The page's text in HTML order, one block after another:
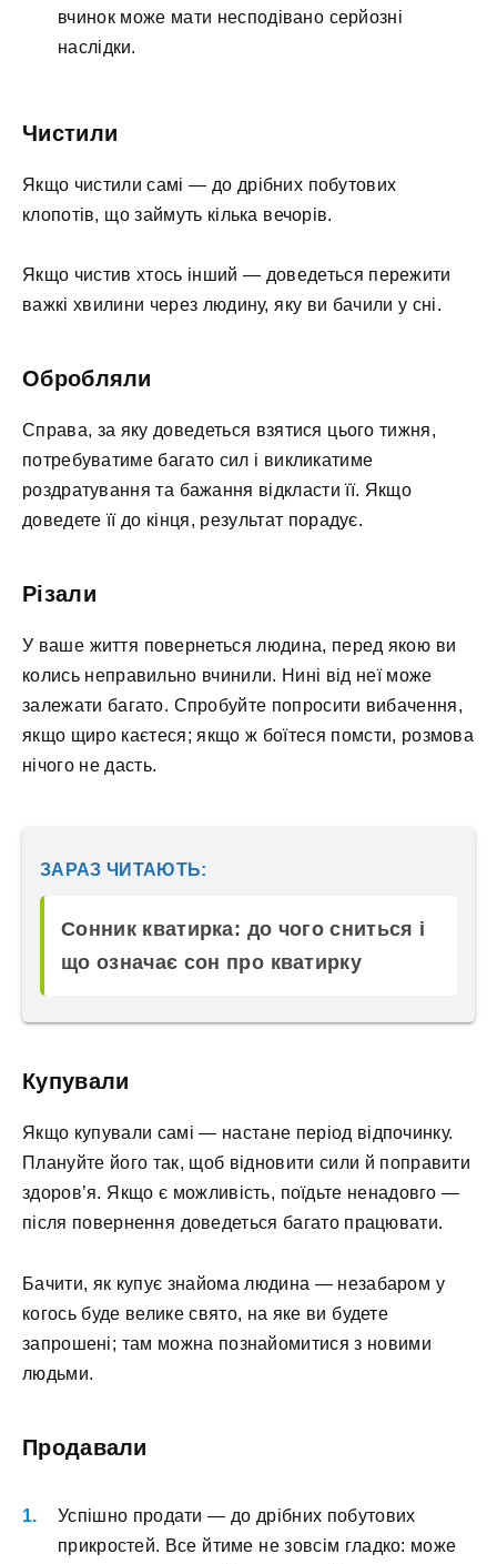
вчинок може мати несподівано серйозні
наслідки.
Чистили
Якщо чистили самі — до дрібних побутових
клопотів, що займуть кілька вечорів.
Якщо чистив хтось інший — доведеться пережити
важкі хвилини через людину, яку ви бачили у сні.
Обробляли
Справа, за яку доведеться взятися цього тижня,
потребуватиме багато сил і викликатиме
роздратування та бажання відкласти її. Якщо
доведете її до кінця, результат порадує.
Різали
У ваше життя повернеться людина, перед якою ви
колись неправильно вчинили. Нині від неї може
залежати багато. Спробуйте попросити вибачення,
якщо щиро каєтеся; якщо ж боїтеся помсти, розмова
нічого не дасть.
ЗАРАЗ ЧИТАЮТЬ:
Сонник кватирка: до чого сниться і
що означає сон про кватирку
Купували
Якщо купували самі — настане період відпочинку.
Плануйте його так, щоб відновити сили й поправити
здоров’я. Якщо є можливість, поїдьте ненадовго —
після повернення доведеться багато працювати.
Бачити, як купує знайома людина — незабаром у
когось буде велике свято, на яке ви будете
запрошені; там можна познайомитися з новими
людьми.
Продавали
Успішно продати — до дрібних побутових
прикростей. Все йтиме не зовсім гладко: може